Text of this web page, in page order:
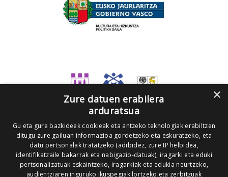
×
Zure datuen erabilera
arduratsua
Gu eta gure bazkideek cookieak eta antzeko teknologiak erabiltzen
ditugu zure gailuan informazioa gordetzeko eta eskuratzeko, eta
datu pertsonalak tratatzeko (adibidez, zure IP helbidea,
identifikatzaile bakarrak eta nabigazio-datuak), iragarki eta eduki
pertsonalizatuak eskaintzeko, iragarkiak eta edukia neurtzeko,
audientziaren inguruko ikuspegiak lortzeko eta zerbitzuak